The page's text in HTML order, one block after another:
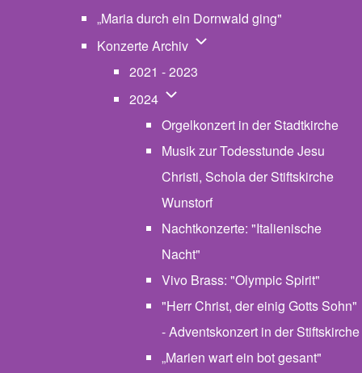
„Maria durch ein Dornwald ging"
Konzerte Archiv Unternavigation von
2021 - 2023
2024 Unternavigation von 2024
Orgelkonzert in der Stadtkirche
Musik zur Todesstunde Jesu
Christi, Schola der Stiftskirche
Wunstorf
Nachtkonzerte: "Italienische
Nacht"
Vivo Brass: "Olympic Spirit"
"Herr Christ, der einig Gotts Sohn"
- Adventskonzert in der Stiftskirche
„Marien wart ein bot gesant"